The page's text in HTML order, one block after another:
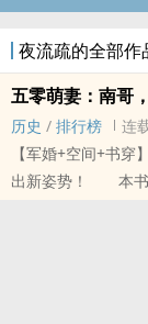
夜流疏的全部作
五零萌妻：南哥
历史 / 排行榜
连
【军婚+空间+书
出新姿势！ 本书